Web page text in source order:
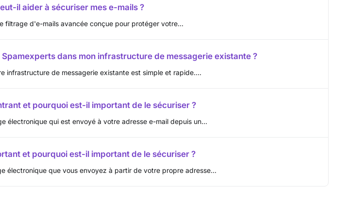
il aider à sécuriser mes e-mails ?
filtrage d'e-mails avancée conçue pour protéger votre...
dans mon infrastructure de messagerie existante ?
infrastructure de messagerie existante est simple et rapide....
et pourquoi est-il important de le sécuriser ?
électronique qui est envoyé à votre adresse e-mail depuis un...
et pourquoi est-il important de le sécuriser ?
électronique que vous envoyez à partir de votre propre adresse...